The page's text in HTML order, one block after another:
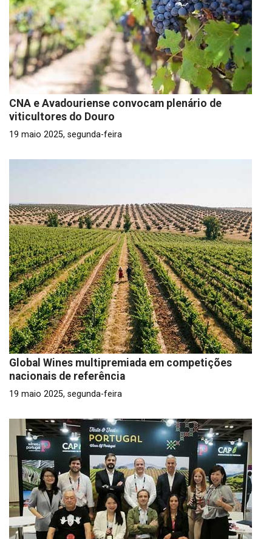
CNA e Avadouriense convocam plenário de
viticultores do Douro
19 maio 2025, segunda-feira
Global Wines multipremiada em competições
nacionais de referência
19 maio 2025, segunda-feira